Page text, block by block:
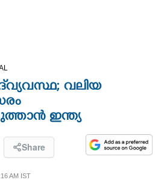
വലിയ
ഇന്ത്യ
Share
AM IST